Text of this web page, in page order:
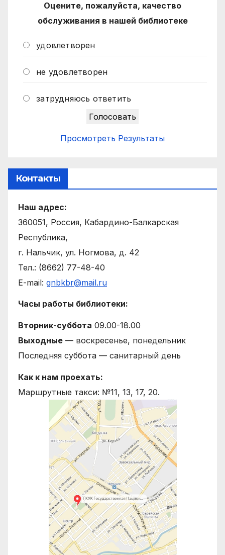
Оцените, пожалуйста, качество
обслуживания в нашей библиотеке
удовлетворен
не удовлетворен
затрудняюсь ответить
Просмотреть Результаты
Контакты
Наш адрес:
360051, Россия, Кабардино-Балкарская
Республика,
г. Нальчик, ул. Ногмова, д. 42
Тел.: (8662) 77-48-40
E-mail: gnbkbr@mail.ru
Часы работы библиотеки:
Вторник-суббота 09.00-18.00
Выходные — воскресенье, понедельник
Последняя суббота — санитарный день
Как к нам проехать:
Маршрутные такси: №11, 13, 17, 20.